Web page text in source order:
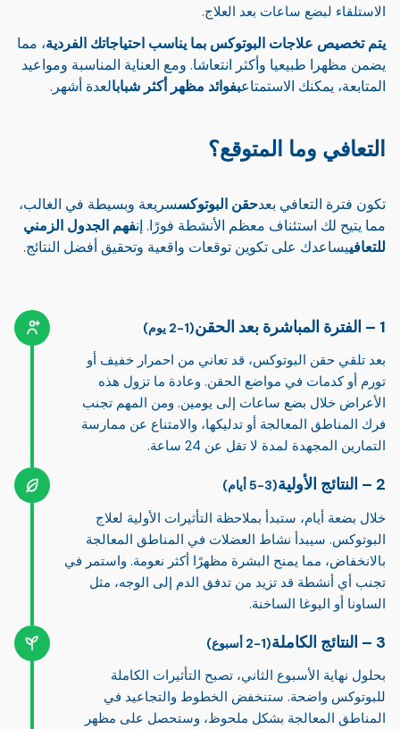
الاستلقاء لبضع ساعات بعد العلاج.
يتم تخصيص علاجات البوتوكس بما يناسب احتياجاتك الفردية، مما
يضمن مظهرا طبيعيا وأكثر انتعاشا. ومع العناية المناسبة ومواعيد
المتابعة، يمكنك الاستمتاعبفوائد مظهر أكثر شبابالعدة أشهر.
التعافي وما المتوقع؟
تكون فترة التعافي بعدحقن البوتوكسسريعة وبسيطة في الغالب،
مما يتيح لك استئناف معظم الأنشطة فورًا. إنفهم الجدول الزمني
للتعافييساعدك على تكوين توقعات واقعية وتحقيق أفضل النتائج.
الفترة المباشرة بعد الحقن(1-2 يوم)
بعد تلقي حقن البوتوكس، قد تعاني من احمرار خفيف أو
تورم أو كدمات في مواضع الحقن. وعادة ما تزول هذه
الأعراض خلال بضع ساعات إلى يومين. ومن المهم تجنب
فرك المناطق المعالجة أو تدليكها، والامتناع عن ممارسة
التمارين المجهدة لمدة لا تقل عن 24 ساعة.
النتائج الأولية(3-5 أيام)
خلال بضعة أيام، ستبدأ بملاحظة التأثيرات الأولية لعلاج
البوتوكس. سيبدأ نشاط العضلات في المناطق المعالجة
بالانخفاض، مما يمنح البشرة مظهرًا أكثر نعومة. واستمر في
تجنب أي أنشطة قد تزيد من تدفق الدم إلى الوجه، مثل
الساونا أو اليوغا الساخنة.
النتائج الكاملة(1-2 أسبوع)
بحلول نهاية الأسبوع الثاني، تصبح التأثيرات الكاملة
للبوتوكس واضحة. ستنخفض الخطوط والتجاعيد في
المناطق المعالجة بشكل ملحوظ، وستحصل على مظهر